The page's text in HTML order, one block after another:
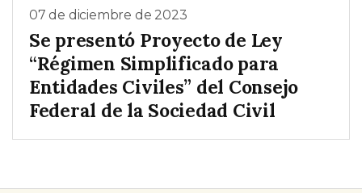
07 de diciembre de 2023
Se presentó Proyecto de Ley
“Régimen Simplificado para
Entidades Civiles” del Consejo
Federal de la Sociedad Civil